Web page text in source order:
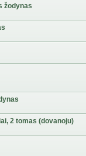
žodynas
2 tomas (dovanoju)